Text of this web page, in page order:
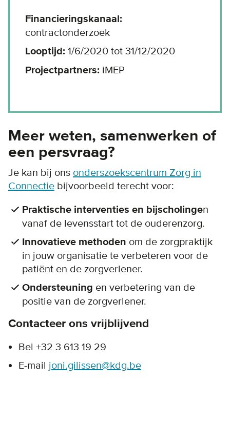
Financieringskanaal:
contractonderzoek
Looptijd: 1/6/2020 tot 31/12/2020
Projectpartners: iMEP
Meer weten, samenwerken of
een persvraag?
Je kan bij ons onderszoekscentrum Zorg in
Connectie bijvoorbeeld terecht voor:
Praktische interventies en bijscholingen
vanaf de levensstart tot de ouderenzorg.
Innovatieve methoden om de zorgpraktijk
in jouw organisatie te verbeteren voor de
patiënt en de zorgverlener.
Ondersteuning en verbetering van de
positie van de zorgverlener.
Contacteer ons vrijblijvend
Bel +32 3 613 19 29
E-mail joni.gilissen@kdg.be